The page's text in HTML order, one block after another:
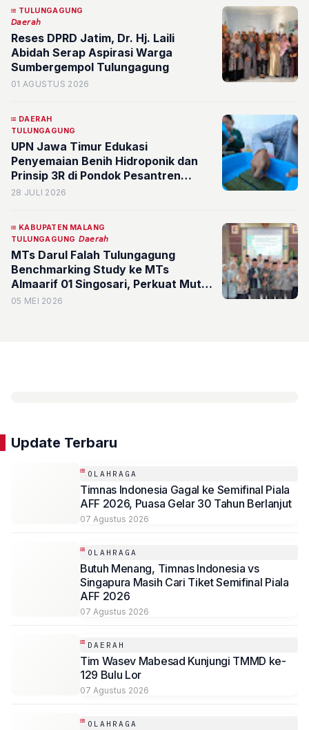
TULUNGAGUNG
𝘋𝘢𝘦𝘳𝘢𝘩
Reses DPRD Jatim, Dr. Hj. Laili
Abidah Serap Aspirasi Warga
Sumbergempol Tulungagung
01 AGUSTUS 2026
DAERAH
TULUNGAGUNG
UPN Jawa Timur Edukasi
Penyemaian Benih Hidroponik dan
Prinsip 3R di Pondok Pesantren
Darunnajah Tulungagung
28 JULI 2026
KABUPATEN MALANG
TULUNGAGUNG 𝘋𝘢𝘦𝘳𝘢𝘩
MTs Darul Falah Tulungagung
Benchmarking Study ke MTs
Almaarif 01 Singosari, Perkuat Mutu
Pendidikan dan Tata Kelola
05 MEI 2026
Update Terbaru
OLAHRAGA
Timnas Indonesia Gagal ke Semifinal Piala
AFF 2026, Puasa Gelar 30 Tahun Berlanjut
07 Agustus 2026
OLAHRAGA
Butuh Menang, Timnas Indonesia vs
Singapura Masih Cari Tiket Semifinal Piala
AFF 2026
07 Agustus 2026
DAERAH
Tim Wasev Mabesad Kunjungi TMMD ke-
129 Bulu Lor
07 Agustus 2026
OLAHRAGA